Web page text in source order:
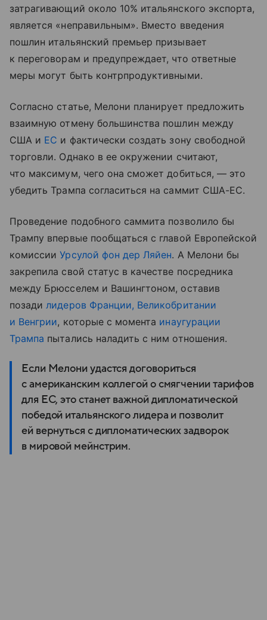
затрагивающий около 10% итальянского экспорта,
является «неправильным». Вместо введения
пошлин итальянский премьер призывает
к переговорам и предупреждает, что ответные
меры могут быть контрпродуктивными.
Согласно статье, Мелони планирует предложить
взаимную отмену большинства пошлин между
США и ЕС и фактически создать зону свободной
торговли. Однако в ее окружении считают,
что максимум, чего она сможет добиться, — это
убедить Трампа согласиться на саммит США-ЕС.
Проведение подобного саммита позволило бы
Трампу впервые пообщаться с главой Европейской
комиссииУрсулой фон дер Ляйен. А Мелони бы
закрепила свой статус в качестве посредника
между Брюсселем и Вашингтоном, оставив
позади лидеров Франции, Великобритании
и Венгрии, которые с момента инаугурации
Трампа пытались наладить с ним отношения.
Если Мелони удастся договориться
с американским коллегой о смягчении тарифов
для ЕС, это станет важной дипломатической
победой итальянского лидера и позволит
ей вернуться с дипломатических задворок
в мировой мейнстрим.